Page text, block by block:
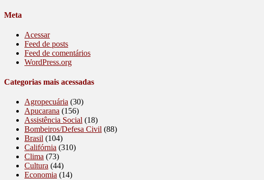
Meta
Acessar
Feed de posts
Feed de comentários
WordPress.org
Categorias mais acessadas
Agropecuária (30)
Apucarana (156)
Assistência Social (18)
Bombeiros/Defesa Civil (88)
Brasil (104)
Califórnia (310)
Clima (73)
Cultura (44)
Economia (14)